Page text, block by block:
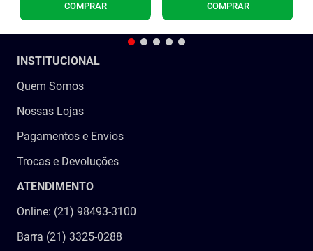
COMPRAR COMPRAR
INSTITUCIONAL
Quem Somos
Nossas Lojas
Pagamentos e Envios
Trocas e Devoluções
ATENDIMENTO
Online: (21) 98493-3100
Barra (21) 3325-0288